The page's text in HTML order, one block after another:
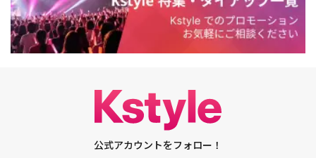
公式アカウントをフォロー！